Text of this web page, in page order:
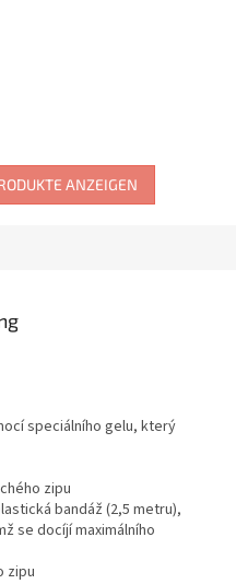
ANZEIGEN
speciálního gelu, který
zipu
bandáž (2,5 metru),
se docíjí maximálního
zipu